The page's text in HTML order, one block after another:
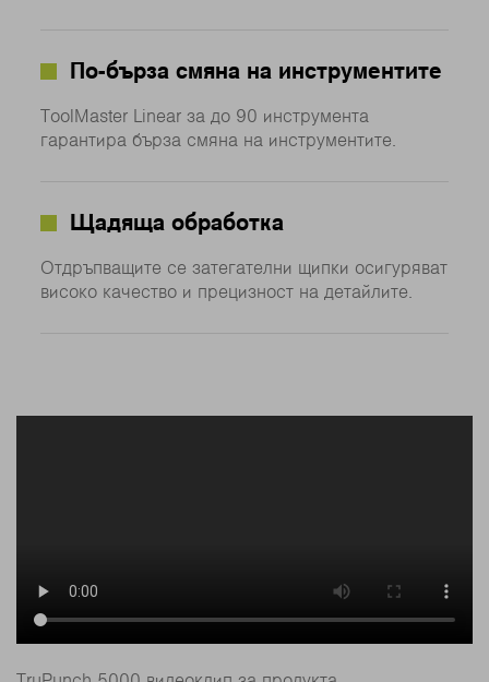
По-бърза смяна на инструментите
ToolMaster Linear за до 90 инструмента
гарантира бърза смяна на инструментите.
Щадяща обработка
Отдръпващите се затегателни щипки осигуряват
високо качество и прецизност на детайлите.